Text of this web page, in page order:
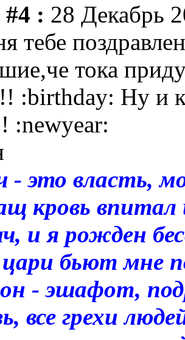
: 28 Декабрь
тебе
тока
:birthday: Ну и
:newyear:
- это власть,
кровь впитал
и я рожден
цари бьют мне
- эшафот,
все грехи